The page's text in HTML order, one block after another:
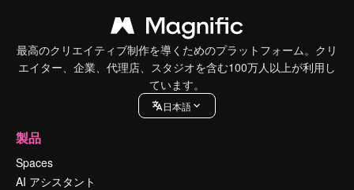
最高のクリエイティブ制作を導くためのプラットフォーム。クリ
エイター、企業、代理店、スタジオを含む100万人以上が利用し
ています。
日本語
製品
Spaces
AI アシスタント